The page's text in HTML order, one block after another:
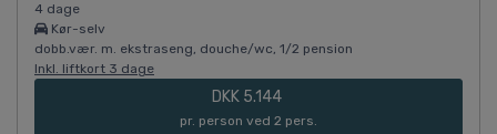
4 dage
Kør-selv
dobb.vær. m. ekstraseng, douche/wc, 1/2 pension
Inkl. liftkort 3 dage
DKK 5.144
pr. person ved 2 pers.